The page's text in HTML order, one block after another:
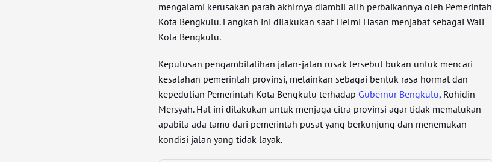
mengalami kerusakan parah akhirnya diambil alih perbaikannya oleh Pemerintah
Kota Bengkulu. Langkah ini dilakukan saat Helmi Hasan menjabat sebagai Wali
Kota Bengkulu.
Keputusan pengambilalihan jalan-jalan rusak tersebut bukan untuk mencari
kesalahan pemerintah provinsi, melainkan sebagai bentuk rasa hormat dan
kepedulian Pemerintah Kota Bengkulu terhadap Gubernur Bengkulu, Rohidin
Mersyah. Hal ini dilakukan untuk menjaga citra provinsi agar tidak memalukan
apabila ada tamu dari pemerintah pusat yang berkunjung dan menemukan
kondisi jalan yang tidak layak.